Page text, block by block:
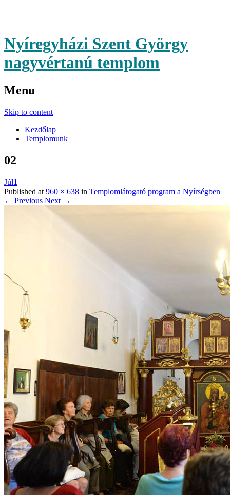
Nyíregyházi Szent György
nagyvértanú templom
Menu
Skip to content
Kezdőlap
Templomunk
02
Júl1
Published at 960 × 638 in Templomlátogató program a Nyírségben
← Previous Next →